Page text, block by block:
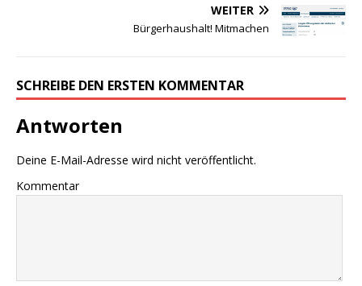
WEITER
Bürgerhaushalt! Mitmachen
SCHREIBE DEN ERSTEN KOMMENTAR
Antworten
Deine E-Mail-Adresse wird nicht veröffentlicht.
Kommentar